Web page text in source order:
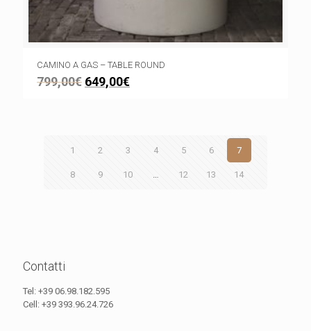
CAMINO A GAS – TABLE ROUND
799,00€ 649,00€
1 2 3 4 5 6 7
8 9 10 … 12 13 14
Contatti
Tel: +39 06.98.182.595
Cell: +39 393.96.24.726